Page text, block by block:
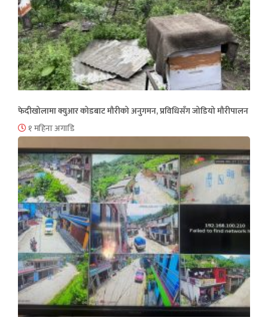
फेदीखोलामा क्युआर कोडबाट मौरीको अनुगमन, प्रविधिसँग जोडियो मौरीपालन
१ महिना अगाडि